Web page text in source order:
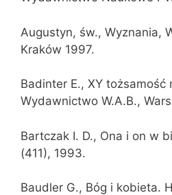
Augustyn, św., Wyznania,
Kraków 1997.
Badinter E., XY tożsamość
Wydawnictwo W.A.B.,
Bartczak I. D., Ona i on w
(411), 1993.
Baudler G., Bóg i kobieta.